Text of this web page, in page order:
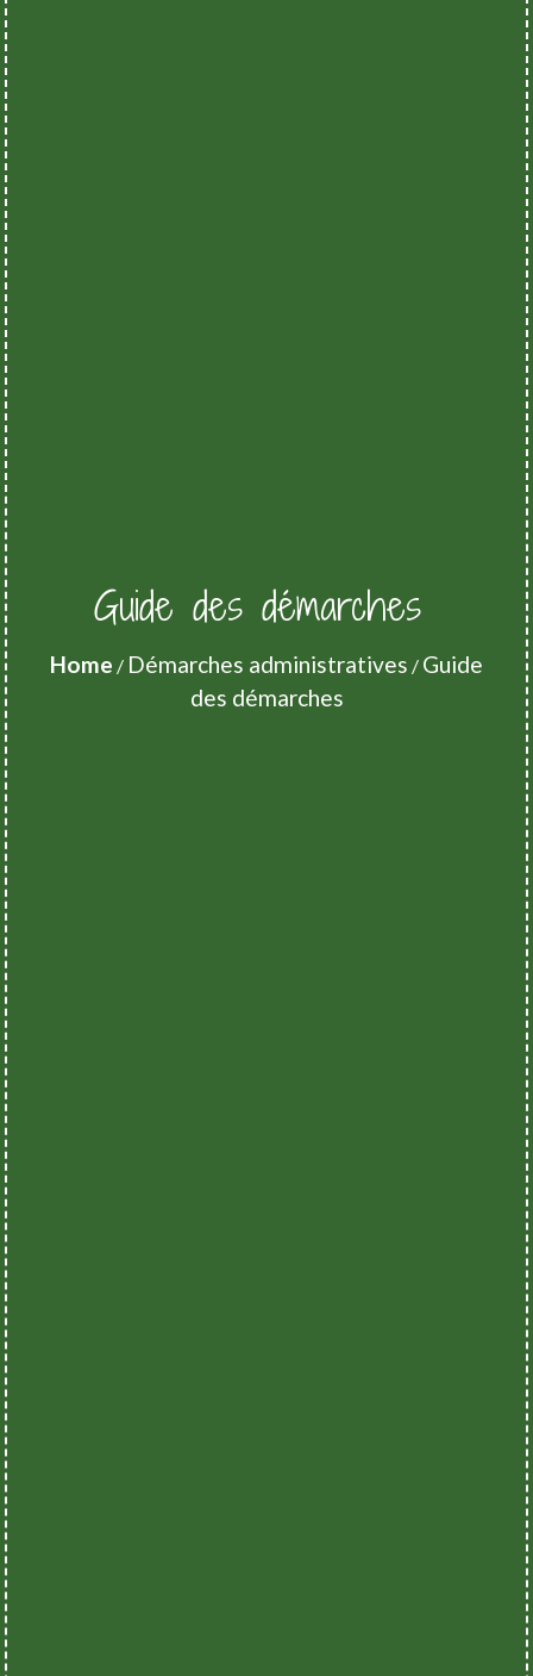
Guide des démarches
Home / Démarches administratives / Guide
des démarches